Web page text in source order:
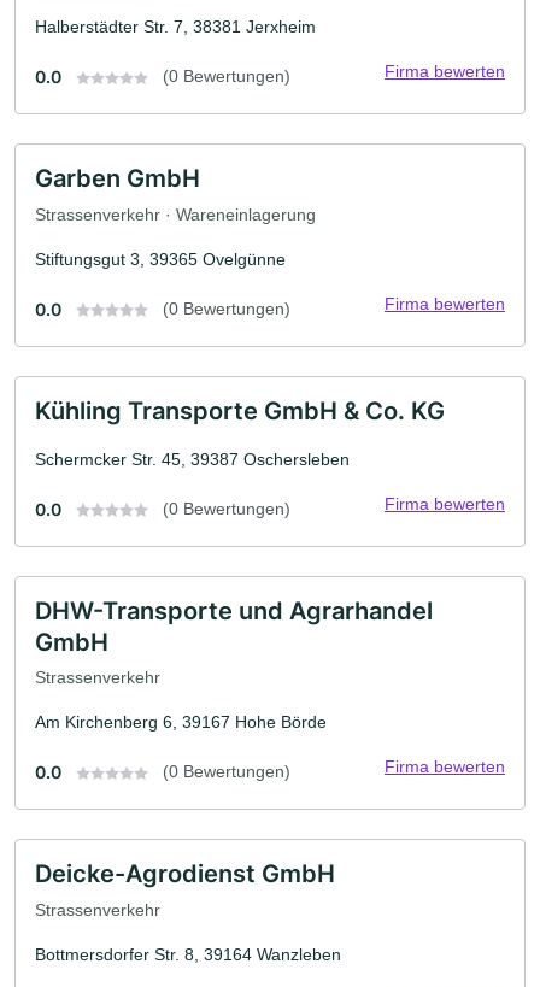
Halberstädter Str. 7, 38381 Jerxheim
0.0 (0 Bewertungen) Firma bewerten
Garben GmbH
Strassenverkehr · Wareneinlagerung
Stiftungsgut 3, 39365 Ovelgünne
0.0 (0 Bewertungen) Firma bewerten
Kühling Transporte GmbH & Co. KG
Schermcker Str. 45, 39387 Oschersleben
0.0 (0 Bewertungen) Firma bewerten
DHW-Transporte und Agrarhandel
GmbH
Strassenverkehr
Am Kirchenberg 6, 39167 Hohe Börde
0.0 (0 Bewertungen) Firma bewerten
Deicke-Agrodienst GmbH
Strassenverkehr
Bottmersdorfer Str. 8, 39164 Wanzleben